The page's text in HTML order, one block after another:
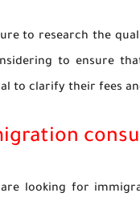
to research the
to ensure
to clarify their fees
looking for